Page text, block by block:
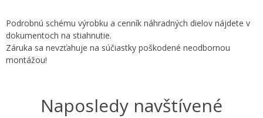
Podrobnú schému výrobku a cenník náhradných dielov nájdete v
dokumentoch na stiahnutie.
Záruka sa nevzťahuje na súčiastky poškodené neodbornou
montážou!
Naposledy navštívené